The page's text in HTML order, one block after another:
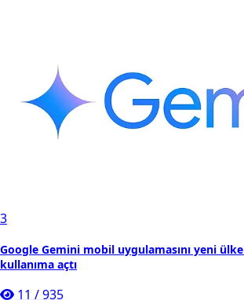
3
Google Gemini mobil uygulamasını yeni
kullanıma açtı
11 /935